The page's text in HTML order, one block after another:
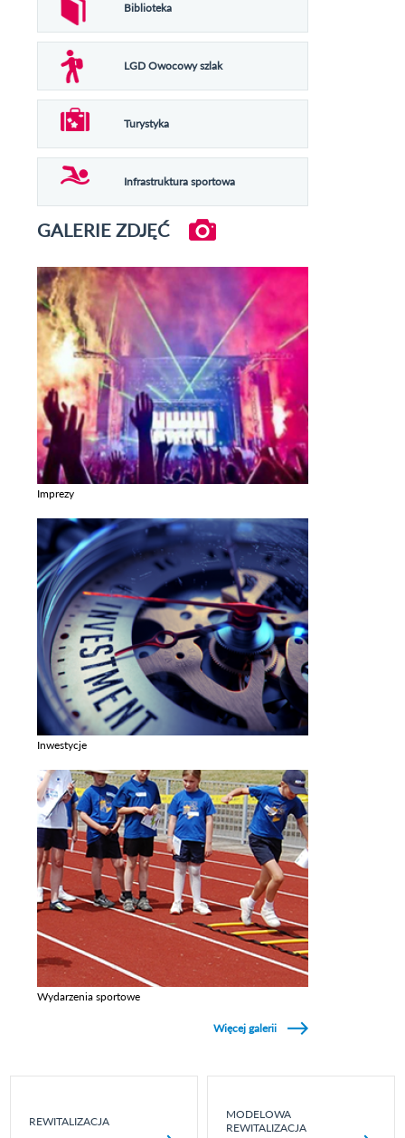
Biblioteka
LGD Owocowy szlak
Turystyka
Infrastruktura sportowa
GALERIE ZDJĘĆ
Imprezy
Inwestycje
Wydarzenia sportowe
Więcej galerii
REWITALIZACJA
MODELOWA
REWITALIZACJA